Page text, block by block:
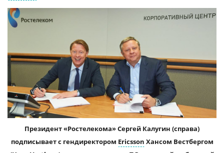
Президент «Ростелекома» Сергей Калугин (справа)
подписывает с гендиректором Ericsson Хансом Вестбергом